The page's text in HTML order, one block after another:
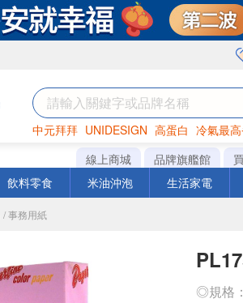
中元拜拜 UNIDESIGN 高蛋白 冷氣最
罐頭 咖啡 海苔
線上商城 品牌旗艦館
飲料零食 米油沖泡 生活家電
/ 事務用紙
◎規格